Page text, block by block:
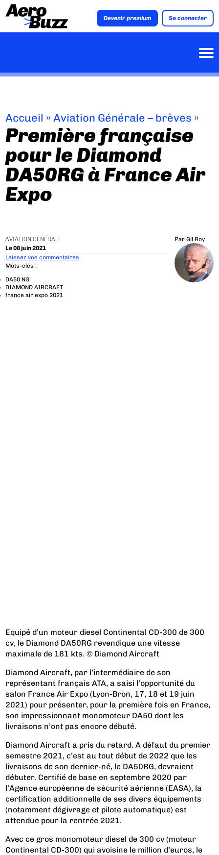
Devenir premium Se connecter
Accueil »Aviation Générale – brèves »
Première française
pour le Diamond
DA50RG à France Air
Expo
AVIATION GÉNÉRALE
Le 08 juin 2021
Par Gil Roy
Laissez vos commentaires
Mots-clés :
DA50 NG
DIAMOND AIRCRAFT
france air expo 2021
Equipé d’un moteur diesel Continental CD-300 de 300
cv, le Diamond DA50RG revendique une vitesse
maximale de 181 kts. © Diamond Aircraft
Diamond Aircraft, par l’intermédiaire de son
représentant français ATA, a saisi l’opportunité du
salon France Air Expo (Lyon-Bron, 17, 18 et 19 juin
2021) pour présenter, pour la première fois en France,
son impressionnant monomoteur DA50 dont les
livraisons n’ont pas encore débuté.
Diamond Aircraft a pris du retard. A défaut du premier
semestre 2021, c’est au tout début de 2022 que les
livraisons de son dernier-né, le DA50RG, devraient
débuter. Certifié de base en septembre 2020 par
l’Agence européenne de sécurité aérienne (EASA), la
certification additionnelle de ses divers équipements
(notamment dégivrage et pilote automatique) est
attendue pour la rentrée 2021.
Avec ce gros monomoteur diesel de 300 cv (moteur
Continental CD-300) qui avoisine le million d’euros, le